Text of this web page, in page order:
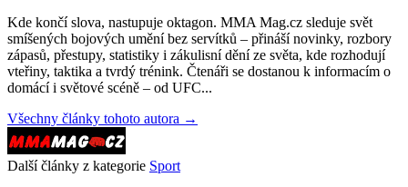
Kde končí slova, nastupuje oktagon. MMA Mag.cz sleduje svět
smíšených bojových umění bez servítků – přináší novinky, rozbory
zápasů, přestupy, statistiky i zákulisní dění ze světa, kde rozhodují
vteřiny, taktika a tvrdý trénink. Čtenáři se dostanou k informacím o
domácí i světové scéně – od UFC...
Všechny články tohoto autora →
Další články z kategorie Sport